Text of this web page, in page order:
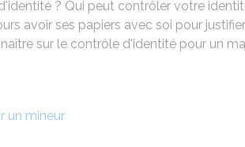
? Qui peut contrôler votre
avoir ses papiers avec soi pour
sur le contrôle d'identité pour un
un mineur